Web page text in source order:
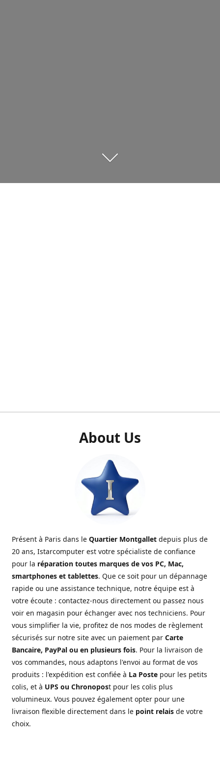
About Us
Présent à Paris dans le Quartier Montgallet depuis plus de
20 ans, Istarcomputer est votre spécialiste de confiance
pour la réparation toutes marques de vos PC, Mac,
smartphones et tablettes. Que ce soit pour un dépannage
rapide ou une assistance technique, notre équipe est à
votre écoute : contactez-nous directement ou passez nous
voir en magasin pour échanger avec nos techniciens. Pour
vous simplifier la vie, profitez de nos modes de règlement
sécurisés sur notre site avec un paiement par Carte
Bancaire, PayPal ou en plusieurs fois. Pour la livraison de
vos commandes, nous adaptons l'envoi au format de vos
produits : l'expédition est confiée à La Poste pour les petits
colis, et à UPS ou Chronopost pour les colis plus
volumineux. Vous pouvez également opter pour une
livraison flexible directement dans le point relais de votre
choix.